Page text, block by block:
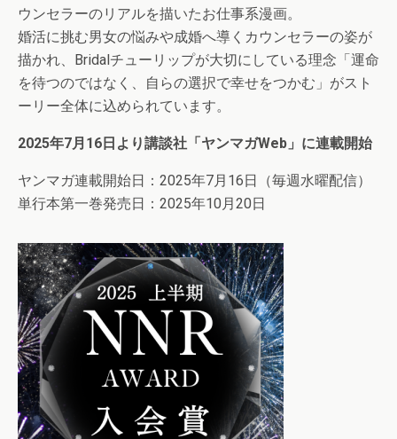
ウンセラーのリアルを描いたお仕事系漫画。
婚活に挑む男女の悩みや成婚へ導くカウンセラーの姿が
描かれ、Bridalチューリップが大切にしている理念「運命
を待つのではなく、自らの選択で幸せをつかむ」がスト
ーリー全体に込められています。
2025年7月16日より講談社「ヤンマガWeb」に連載開始
ヤンマガ連載開始日：2025年7月16日（毎週水曜配信）
単行本第一巻発売日：2025年10月20日